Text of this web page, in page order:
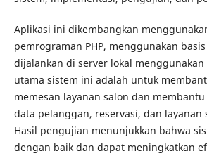
Aplikasi ini dikembangkan
pemrograman PHP, menggunakan
dijalankan di server lokal menggunakan
utama sistem ini adalah untuk
memesan layanan salon dan
data pelanggan, reservasi, dan layanan
Hasil pengujian menunjukkan bahwa
dengan baik dan dapat meningkatkan